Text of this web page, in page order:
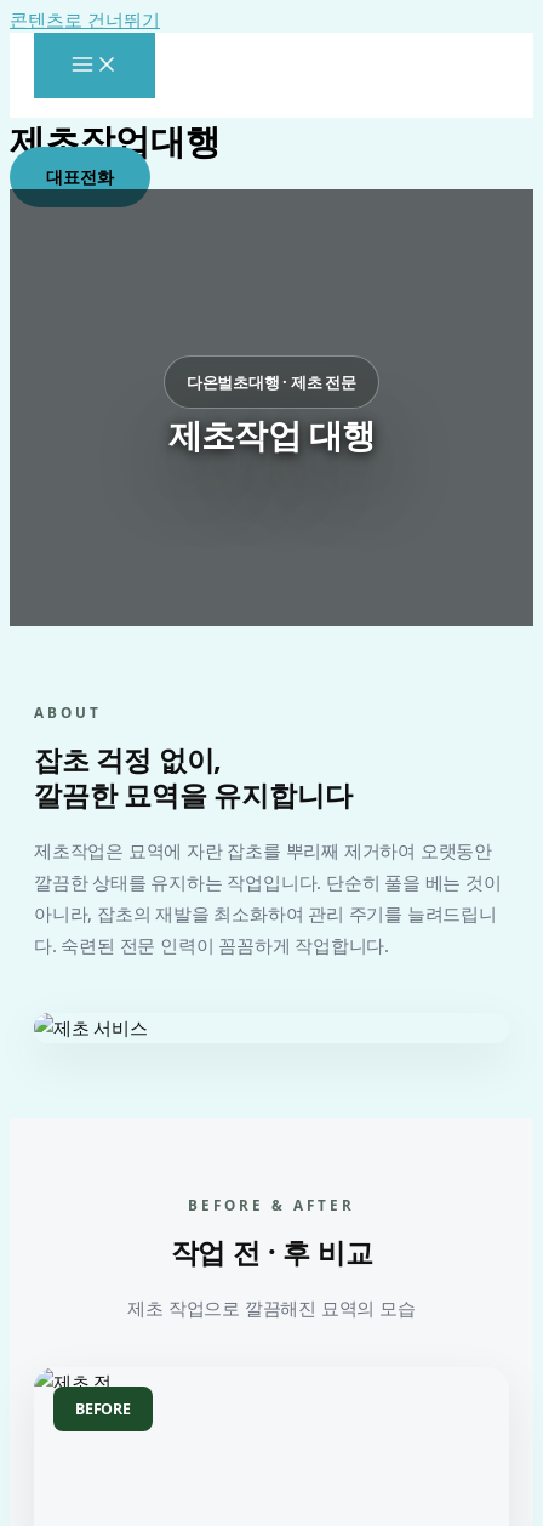
콘텐츠로 건너뛰기
제초작업대행
대표전화
다온벌초대행 · 제초 전문
제초작업 대행
ABOUT
잡초 걱정 없이,
깔끔한 묘역을 유지합니다
제초작업은 묘역에 자란 잡초를 뿌리째 제거하여 오랫동안
깔끔한 상태를 유지하는 작업입니다. 단순히 풀을 베는 것이
아니라, 잡초의 재발을 최소화하여 관리 주기를 늘려드립니
다. 숙련된 전문 인력이 꼼꼼하게 작업합니다.
BEFORE & AFTER
작업 전 · 후 비교
제초 작업으로 깔끔해진 묘역의 모습
BEFORE